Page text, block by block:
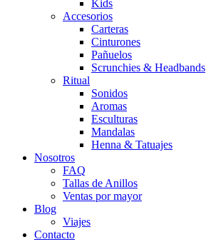
Kids
Accesorios
Carteras
Cinturones
Pañuelos
Scrunchies & Headbands
Ritual
Sonidos
Aromas
Esculturas
Mandalas
Henna & Tatuajes
Nosotros
FAQ
Tallas de Anillos
Ventas por mayor
Blog
Viajes
Contacto